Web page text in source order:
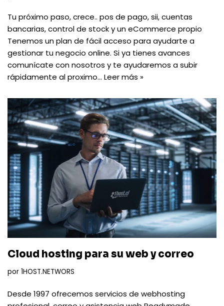
Tu próximo paso, crece.. pos de pago, sii, cuentas
bancarias, control de stock y un eCommerce propio
Tenemos un plan de fácil acceso para ayudarte a
gestionar tu negocio online. Si ya tienes avances
comunícate con nosotros y te ayudaremos a subir
rápidamente al proximo… Leer más »
Cloud hosting para su web y correo
por 1HOST.NETWORS
Desde 1997 ofrecemos servicios de webhosting